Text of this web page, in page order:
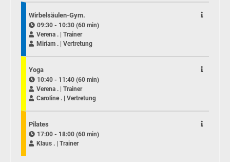
Wirbelsäulen-Gym.
09:30 - 10:30 (60 min)
Verena . | Trainer
Miriam . | Vertretung
Yoga
10:40 - 11:40 (60 min)
Verena . | Trainer
Caroline . | Vertretung
Pilates
17:00 - 18:00 (60 min)
Klaus . | Trainer